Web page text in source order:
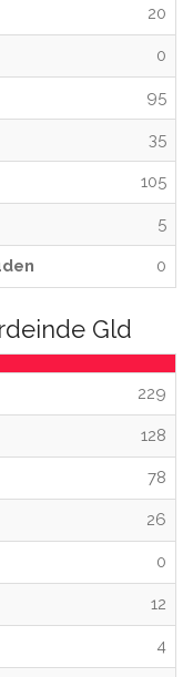
20
0
95
35
105
5
0
Gld
229
128
78
26
0
12
4